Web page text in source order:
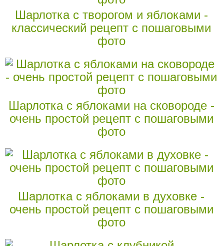
Шарлотка с творогом и яблоками -
классический рецепт с пошаговыми
фото
Шарлотка с яблоками на сковороде -
очень простой рецепт с пошаговыми
фото
Шарлотка с яблоками в духовке -
очень простой рецепт с пошаговыми
фото